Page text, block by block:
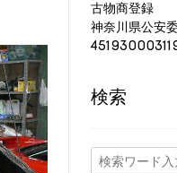
古物商登録
神奈川県公安
検索